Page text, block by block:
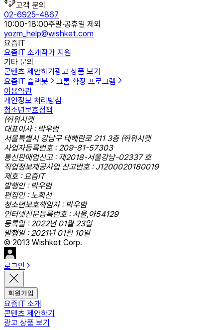
고객 문의
02-6925-4867
10:00-18:00주말·공휴일 제외
yozm_help@wishket.com
요즘IT
요즘IT 소개작가 지원
기타 문의
콘텐츠 제안하기 광고 상품 보기
요즘IT 슬랙봇
크롬 확장 프로그램
이용약관
개인정보 처리방침
청소년보호정책
㈜위시켓
대표이사 : 박우범
서울특별시 강남구 테헤란로 211 3층 ㈜위시켓
사업자등록번호 : 209-81-57303
통신판매업신고 : 제2018-서울강남-02337 호
직업정보제공사업 신고번호 : J1200020180019
제호 : 요즘IT
발행인 : 박우범
편집인 : 노희선
청소년보호책임자 : 박우범
인터넷신문등록번호 : 서울,아54129
등록일 : 2022년 01월 23일
발행일 : 2021년 01월 10일
© 2013 Wishket Corp.
로그인
회원가입
요즘IT 소개
콘텐츠 제안하기
광고 상품 보기